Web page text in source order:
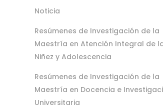
Noticia
Resúmenes de Investigación de la
Maestría en Atención Integral de
Niñez y Adolescencia
Resúmenes de Investigación de la
Maestría en Docencia e
Universitaria